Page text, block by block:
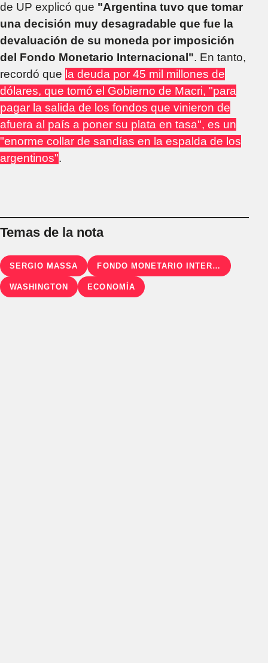
de UP explicó que "Argentina tuvo que tomar
una decisión muy desagradable que fue la
devaluación de su moneda por imposición
del Fondo Monetario Internacional". En tanto,
recordó que la deuda por 45 mil millones de
dólares, que tomó el Gobierno de Macri, "para
pagar la salida de los fondos que vinieron de
afuera al país a poner su plata en tasa", es un
"enorme collar de sandías en la espalda de los
argentinos".
Temas de la nota
SERGIO MASSA FONDO MONETARIO INTERNACIONAL
WASHINGTON ECONOMÍA